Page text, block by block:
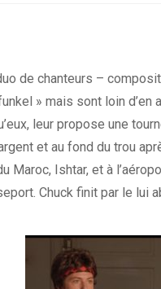
de chanteurs –
» mais sont loin d’en
leur propose une
et au fond du trou
Maroc, Ishtar, et à
Chuck finit par le lui